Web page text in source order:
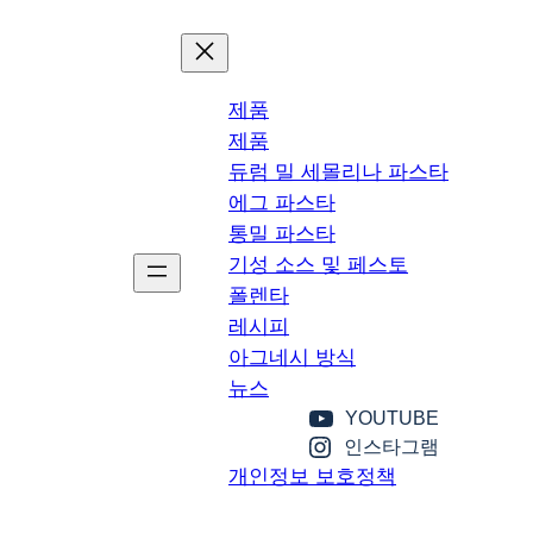
제품
제품
듀럼 밀 세몰리나 파스타
에그 파스타
통밀 파스타
기성 소스 및 페스토
폴렌타
레시피
아그네시 방식
뉴스
YOUTUBE
인스타그램
개인정보 보호정책